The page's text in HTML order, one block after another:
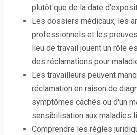
plutôt que de la date
Les dossiers médicaux, les
professionnels et les
lieu de travail jouent un rôle
des réclamations pour
Les travailleurs peuvent
réclamation en raison de
symptômes cachés ou d'un
sensibilisation aux maladies
Comprendre les règles